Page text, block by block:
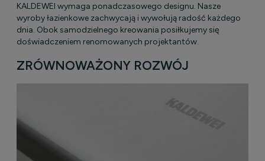
KALDEWEI wymaga ponadczasowego designu. Nasze
wyroby łazienkowe zachwycają i wywołują radość każdego
dnia. Obok samodzielnego kreowania posiłkujemy się
doświadczeniem renomowanych projektantów.
ZRÓWNOWAŻONY ROZWÓJ